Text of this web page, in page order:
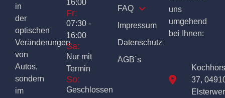
in
der
optischen
Veränderungen
von
Autos,
sondern
im
16:00
Fr:
07:30 -
16:00
Sa:
Nur mit
Termin
So:
Geschlossen
FAQ
Impressum
Datenschutz
AGB´s
uns
umgehend
bei Ihnen:
37,